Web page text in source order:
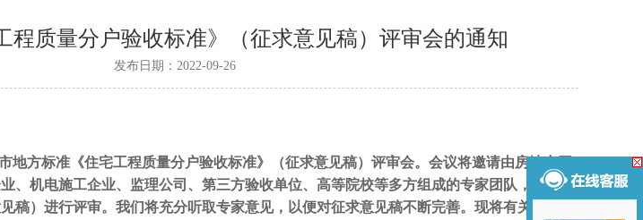
程质量分户验收标准》（征求意见稿）评审会的通知
发布日期：2022-09-26
地方标准《住宅工程质量分户验收标准》（征求意见稿）评审会。会议将邀请由房地产开
、机电施工企业、监理公司、第三方验收单位、高等院校等多方组成的专家团队，对《住
稿）进行评审。我们将充分听取专家意见，以便对征求意见稿不断完善。现将有关会议事